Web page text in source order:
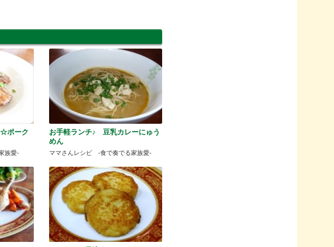
ポーク
族愛-
お手軽ランチ♪ 豆乳カレーにゅう
めん
ママさんレシピ -食で奏でる家族愛-